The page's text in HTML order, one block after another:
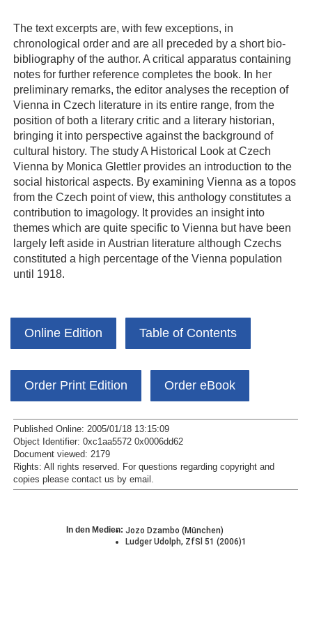
The text excerpts are, with few exceptions, in
chronological order and are all preceded by a short bio-
bibliography of the author. A critical apparatus containing
notes for further reference completes the book. In her
preliminary remarks, the editor analyses the reception of
Vienna in Czech literature in its entire range, from the
position of both a literary critic and a literary historian,
bringing it into perspective against the background of
cultural history. The study A Historical Look at Czech
Vienna by Monica Glettler provides an introduction to the
social historical aspects. By examining Vienna as a topos
from the Czech point of view, this anthology constitutes a
contribution to imagology. It provides an insight into
themes which are quite specific to Vienna but have been
largely left aside in Austrian literature although Czechs
constituted a high percentage of the Vienna population
until 1918.
Online Edition Table of Contents
Order Print Edition Order eBook
Published Online: 2005/01/18 13:15:09
Object Identifier: 0xc1aa5572 0x0006dd62
Document viewed: 2179
Rights: All rights reserved.
For questions regarding copyright and
copies please contact us by email
In den Medien: Jozo Dzambo (München)
Ludger Udolph, ZfSl 51 (2006)1